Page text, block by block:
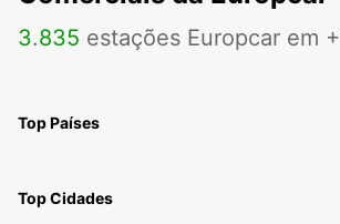
3.835 estações Europcar em +
Top Países
Top Cidades